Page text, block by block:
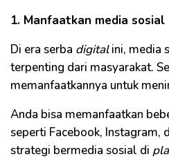
1. Manfaatkan media sosial
Di era serba digitalini, media
terpenting dari masyarakat.
memanfaatkannya untuk
Anda bisa memanfaatkan
seperti Facebook, Instagram,
strategi bermedia sosial di